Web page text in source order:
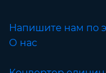
Напишите нам по
О нас